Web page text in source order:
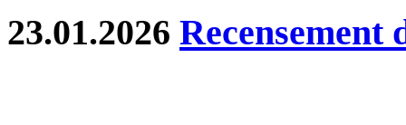
23.01.2026 Recensement